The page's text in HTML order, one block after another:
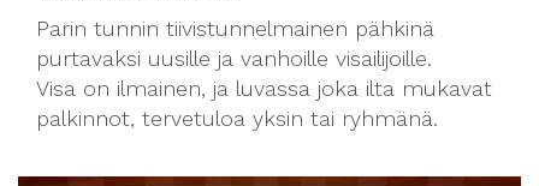
Parin tunnin tiivistunnelmainen pähkinä
purtavaksi uusille ja vanhoille visailijoille.
Visa on ilmainen, ja luvassa joka ilta mukavat
palkinnot, tervetuloa yksin tai ryhmänä.